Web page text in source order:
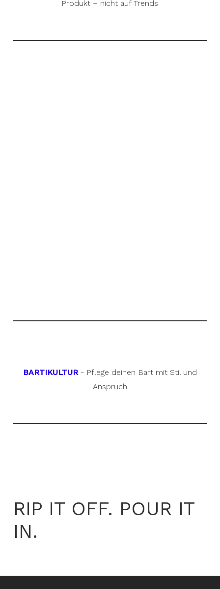
Produkt – nicht auf Trends
BARTIKULTUR- Pflege deinen Bart mit Stil und
Anspruch
RIP IT OFF. POUR IT
IN.